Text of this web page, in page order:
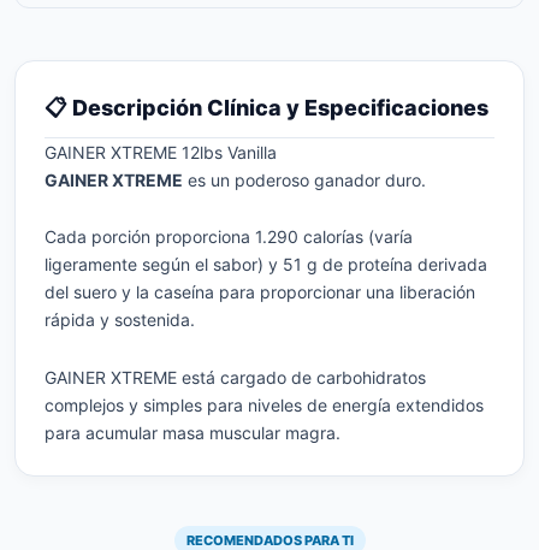
📋 Descripción Clínica y Especificaciones
GAINER XTREME 12lbs Vanilla
GAINER XTREME es un poderoso ganador duro.
Cada porción proporciona 1.290 calorías (varía
ligeramente según el sabor) y 51 g de proteína derivada
del suero y la caseína para proporcionar una liberación
rápida y sostenida.
GAINER XTREME está cargado de carbohidratos
complejos y simples para niveles de energía extendidos
para acumular masa muscular magra.
RECOMENDADOS PARA TI